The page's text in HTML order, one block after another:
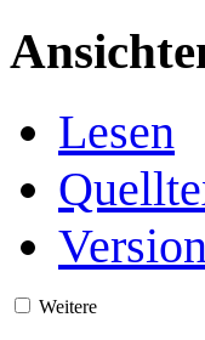
Lesen
Weitere